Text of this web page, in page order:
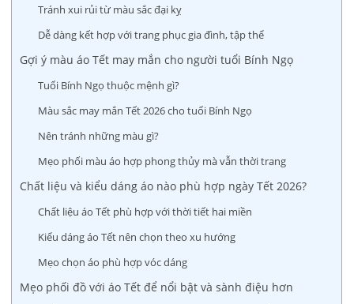
Tránh xui rủi từ màu sắc đại kỵ
Dễ dàng kết hợp với trang phục gia đình, tập thể
Gợi ý màu áo Tết may mắn cho người tuổi Bính Ngọ
Tuổi Bính Ngọ thuộc mệnh gì?
Màu sắc may mắn Tết 2026 cho tuổi Bính Ngọ
Nên tránh những màu gì?
Mẹo phối màu áo hợp phong thủy mà vẫn thời trang
Chất liệu và kiểu dáng áo nào phù hợp ngày Tết 2026?
Chất liệu áo Tết phù hợp với thời tiết hai miền
Kiểu dáng áo Tết nên chọn theo xu hướng
Mẹo chọn áo phù hợp vóc dáng
Mẹo phối đồ với áo Tết để nổi bật và sành điệu hơn